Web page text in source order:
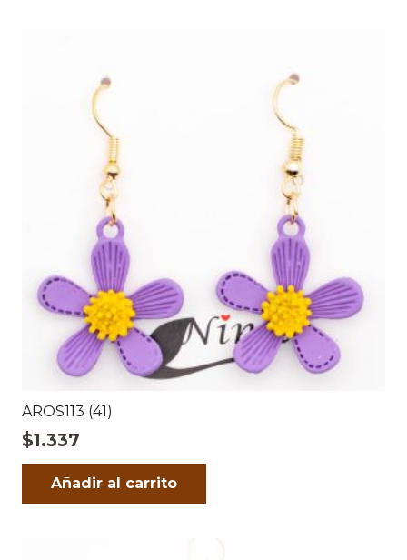
AROS113 (41)
$1.337
Añadir al carrito